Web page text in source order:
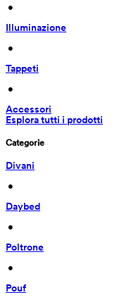
•
Illuminazione
•
Tappeti
•
Accessori
Esplora tutti i prodotti
Categorie
Divani
•
Daybed
•
Poltrone
•
Pouf